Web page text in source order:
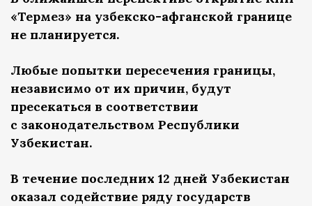
«Термез» на узбекско-афганской границе
не планируется.
Любые попытки пересечения границы,
независимо от их причин, будут
пресекаться в соответствии
с законодательством Республики
Узбекистан.
В течение последних 12 дней Узбекистан
оказал содействие ряду государств